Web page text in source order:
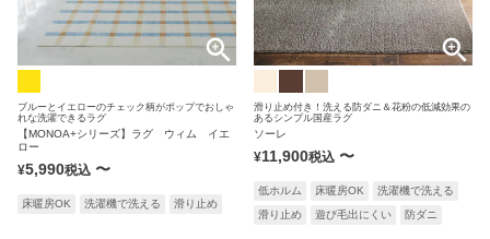
ブルーとイエローのチェック柄がポップでおしゃ
れな洗濯できるラグ
【MONOA+シリーズ】ラグ ウィム イエ
ロー
¥5,990税込 〜
床暖房OK 洗濯機で洗える 滑り止め
滑り止め付き！洗える防ダニ＆花粉の低減効果の
あるシンプル国産ラグ
ソーレ
¥11,900税込 〜
低ホルム 床暖房OK
洗濯機で洗える
滑り止め
遊び毛出にくい 防ダニ